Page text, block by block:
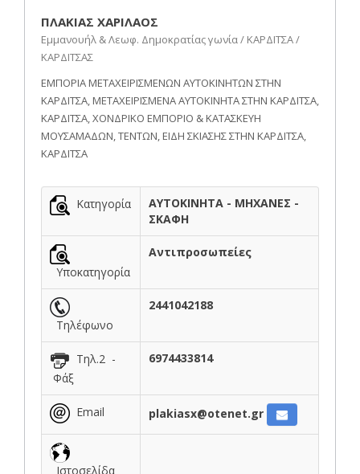
ΠΛΑΚΙΑΣ ΧΑΡΙΛΑΟΣ
Εμμανουήλ & Λεωφ. Δημοκρατίας γωνία / ΚΑΡΔΙΤΣΑ /
ΚΑΡΔΙΤΣΑΣ
ΕΜΠΟΡΙΑ ΜΕΤΑΧΕΙΡΙΣΜΕΝΩΝ ΑΥΤΟΚΙΝΗΤΩΝ ΣΤΗΝ
ΚΑΡΔΙΤΣΑ, ΜΕΤΑΧΕΙΡΙΣΜΕΝΑ ΑΥΤΟΚΙΝΗΤΑ ΣΤΗΝ ΚΑΡΔΙΤΣΑ,
ΚΑΡΔΙΤΣΑ, ΧΟΝΔΡΙΚΟ ΕΜΠΟΡΙΟ & ΚΑΤΑΣΚΕΥΗ
ΜΟΥΣΑΜΑΔΩΝ, ΤΕΝΤΩΝ, ΕΙΔΗ ΣΚΙΑΣΗΣ ΣΤΗΝ ΚΑΡΔΙΤΣΑ,
ΚΑΡΔΙΤΣΑ
Κατηγορία
ΑΥΤΟΚΙΝΗΤΑ - ΜΗΧΑΝΕΣ -
ΣΚΑΦΗ
Υποκατηγορία
Αντιπροσωπείες
Τηλέφωνο
2441042188
Τηλ.2 -
Φάξ
6974433814
Email plakiasx@otenet.gr
Ιστοσελίδα